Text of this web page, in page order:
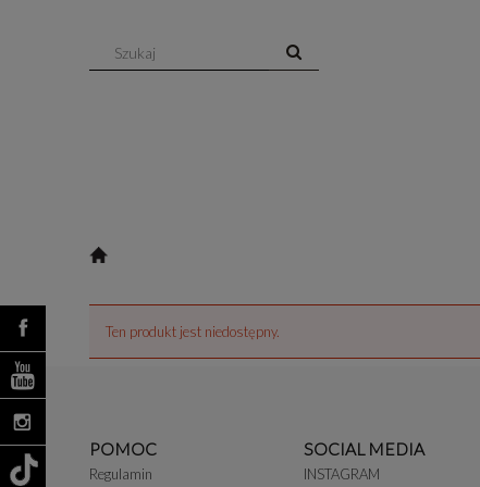
Ten produkt jest niedostępny.
POMOC
Regulamin
SOCIAL MEDIA
INSTAGRAM